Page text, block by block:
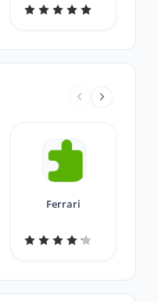
Ferrari